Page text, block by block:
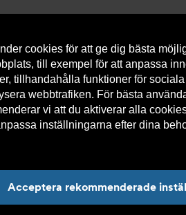
cookies för att ge dig bästa
till exempel för att anpassa
tillhandahålla funktioner för
webbtrafiken. För bästa
vi att du aktiverar alla
inställningarna efter dina
Acceptera rekommenderade
Armatec Hållbarhet